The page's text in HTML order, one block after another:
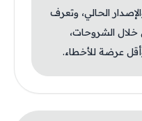
الحالي، وتعرف
خلال الشروحات،
عرضة للأخطاء.